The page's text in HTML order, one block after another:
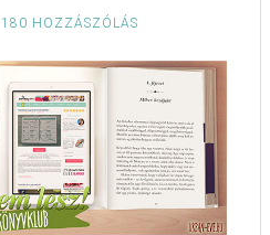
180 HOZZÁSZÓLÁS